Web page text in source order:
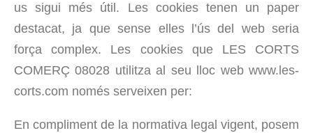
us sigui més útil. Les cookies tenen un paper
destacat, ja que sense elles l’ús del web seria
força complex. Les cookies que LES CORTS
COMERÇ 08028 utilitza al seu lloc web www.les-
corts.com només serveixen per:
En compliment de la normativa legal vigent, posem